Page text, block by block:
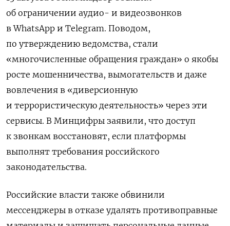
об ограничении аудио- и видеозвонков
в WhatsApp и Telegram. Поводом,
по утверждению ведомства, стали
«многочисленные обращения граждан» о якобы
росте мошенничества, вымогательств и даже
вовлечения в «диверсионную
и террористическую деятельность» через эти
сервисы. В Минцифры заявили, что доступ
к звонкам восстановят, если платформы
выполнят требования российского
законодательства.
Российские власти также обвинили
мессенджеры в отказе удалять противоправные